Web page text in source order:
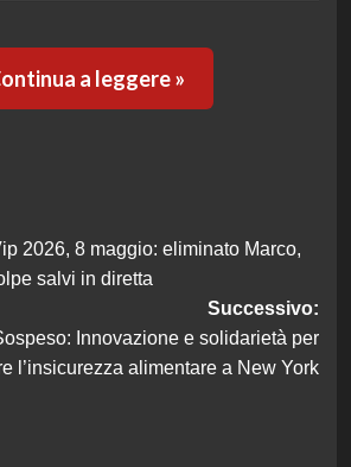
a leggere »
2026, 8 maggio: eliminato Marco,
salvi in diretta
Successivo:
Innovazione e solidarietà per
l’insicurezza alimentare a New York